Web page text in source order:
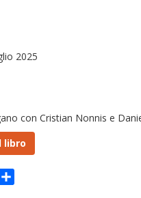
2025
con Cristian Nonnis e
libro
Condividi